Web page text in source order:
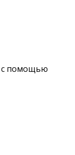
с помощью